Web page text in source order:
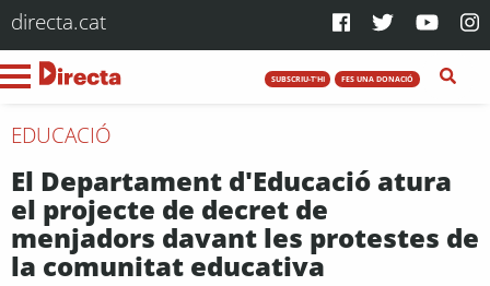
directa.cat
SUBSCRIU-T'HI FES UNA DONACIÓ
EDUCACIÓ
El Departament d'Educació atura
el projecte de decret de
menjadors davant les protestes de
la comunitat educativa